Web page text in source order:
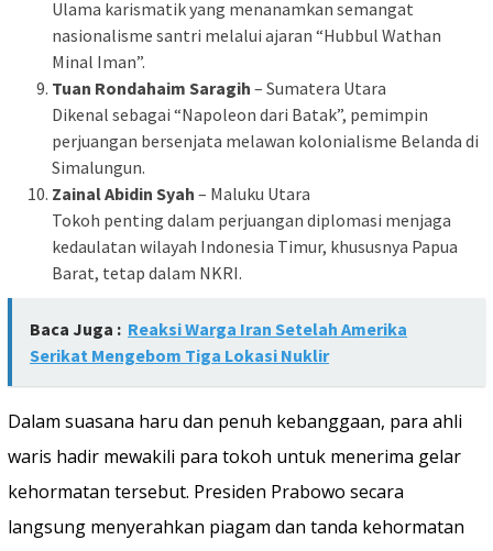
Ulama karismatik yang menanamkan semangat
nasionalisme santri melalui ajaran “Hubbul Wathan
Minal Iman”.
Tuan Rondahaim Saragih – Sumatera Utara
Dikenal sebagai “Napoleon dari Batak”, pemimpin
perjuangan bersenjata melawan kolonialisme Belanda di
Simalungun.
Zainal Abidin Syah – Maluku Utara
Tokoh penting dalam perjuangan diplomasi menjaga
kedaulatan wilayah Indonesia Timur, khususnya Papua
Barat, tetap dalam NKRI.
Baca Juga : Reaksi Warga Iran Setelah Amerika
Serikat Mengebom Tiga Lokasi Nuklir
Dalam suasana haru dan penuh kebanggaan, para ahli
waris hadir mewakili para tokoh untuk menerima gelar
kehormatan tersebut. Presiden Prabowo secara
langsung menyerahkan piagam dan tanda kehormatan